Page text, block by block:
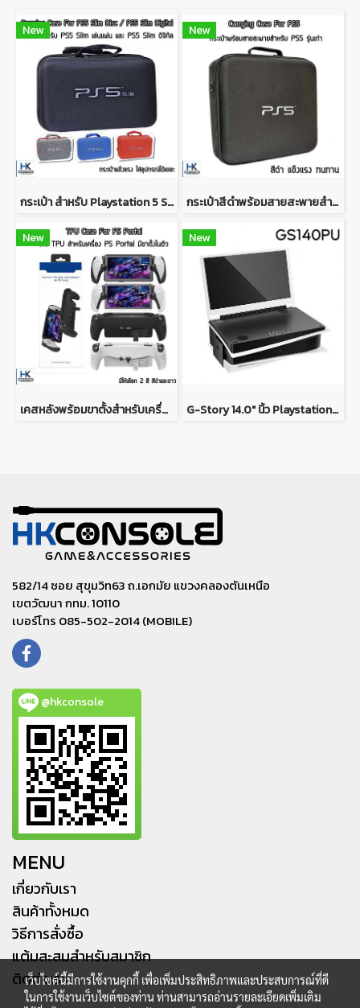
New
กระเป๋า สำหรับ Playstation 5 Slim เล่นแผ่น/ดิจิทัล Bag For PS5 Slim Disc/Digital ใบใหญ่ พกพาครบ จุของได้เยอะ
New
กระเป๋าสีดำพร้อมสายสะพายสำหรับเครื่อง PS5 รุ่นเก่า มีช่องใส่จอย 2 อัน Carrying case for PS5
New
เคสหลังพร้อมขาตั้งสำหรับเครื่อง PS Portal มีให้เลือก 2 สี TPU Case For PS Portal
New
G-Story 14.0" นิ้ว Playstation 5 GAMING MONITOR หน้าจอมอนิเตอร์สำหรับเครื่อง PLAYSTATION5 รุ่น slim
582/14 ซอย สุขุมวิท63 ถ.เอกมัย แขวงคลองตันเหนือ
เขตวัฒนา กทม. 10110
เบอร์โทร 085-502-2014 (MOBILE)
@hkconsole
MENU
เกี่ยวกับเรา
สินค้าทั้งหมด
วิธีการสั่งซื้อ
แต้มสะสมสำหรับสมาชิก
ติดต่อเรา
เว็บไซต์นี้มีการใช้งานคุกกี้ เพื่อเพิ่มประสิทธิภาพและประสบการณ์ที่ดี
ในการใช้งานเว็บไซต์ของท่าน ท่านสามารถอ่านรายละเอียดเพิ่มเติม